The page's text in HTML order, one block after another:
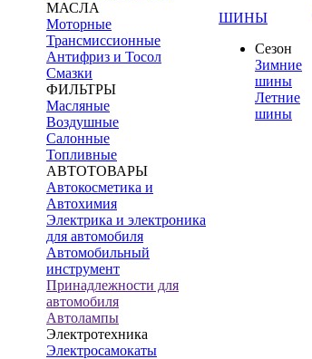
МАСЛА
Моторные
Трансмиссионные
Антифриз и Тосол
Смазки
ФИЛЬТРЫ
Масляные
Воздушные
Салонные
Топливные
АВТОТОВАРЫ
Автокосметика и
Автохимия
Электрика и электроника
для автомобиля
Автомобильный
инструмент
Принадлежности для
автомобиля
Автолампы
Электротехника
Электросамокаты
ШИНЫ
Сезон
Зимние
шины
Летние
шины